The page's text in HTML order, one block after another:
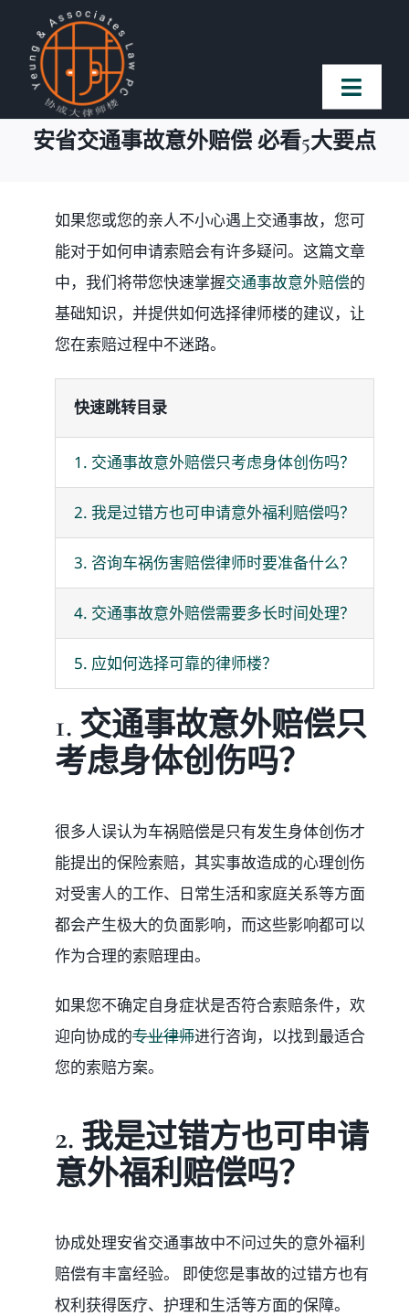
content
Toggle
首页
法律团队
案件简介
客户赞誉
常见问题
媒体新闻
联系我们
联络电话：(437) 990-0999
安省交通事故意外赔偿 必看5大要点
如果您或您的亲人不小心遇上交通事故，您可
能对于如何申请索赔会有许多疑问。这篇文章
中，我们将带您快速掌握交通事故意外赔偿的
基础知识，并提供如何选择律师楼的建议，让
您在索赔过程中不迷路。
快速跳转目录
1. 交通事故意外赔偿只考虑身体创伤吗？
2. 我是过错方也可申请意外福利赔偿吗？
3. 咨询车祸伤害赔偿律师时要准备什么？
4. 交通事故意外赔偿需要多长时间处理？
5. 应如何选择可靠的律师楼？
1. 交通事故意外赔偿只
考虑身体创伤吗？
很多人误认为车祸赔偿是只有发生身体创伤才
能提出的保险索赔，其实事故造成的心理创伤
对受害人的工作、日常生活和家庭关系等方面
都会产生极大的负面影响，而这些影响都可以
作为合理的索赔理由。
如果您不确定自身症状是否符合索赔条件，欢
迎向协成的专业律师进行咨询，以找到最适合
您的索赔方案。
2. 我是过错方也可申请
意外福利赔偿吗？
协成处理安省交通事故中不问过失的意外福利
赔偿有丰富经验。 即使您是事故的过错方也有
权利获得医疗、护理和生活等方面的保障。